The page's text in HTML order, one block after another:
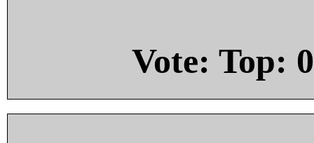
Vote: Top: 0